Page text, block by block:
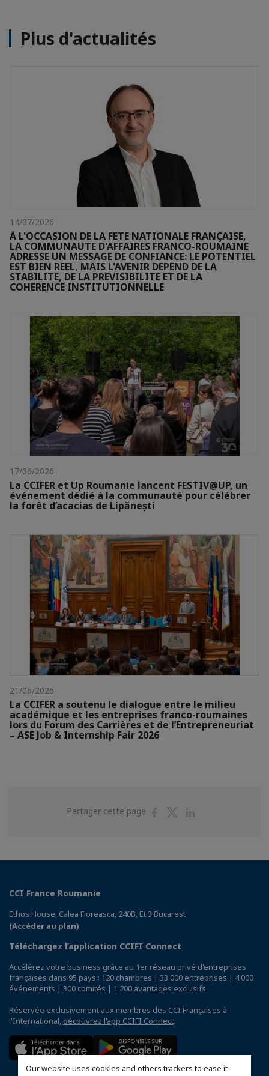
Our website uses cookies and others trackers to ease it
Plus d'actualités
14/07/2026
À L'OCCASION DE LA FETE NATIONALE FRANÇAISE,
LA COMMUNAUTE D'AFFAIRES FRANCO-ROUMAINE
ADRESSE UN MESSAGE DE CONFIANCE: LE POTENTIEL
EST BIEN REEL, MAIS L'AVENIR DEPEND DE LA
STABILITE, DE LA PREVISIBILITE ET DE LA
COHERENCE INSTITUTIONNELLE
17/06/2026
La CCIFER et Up Roumanie lancent FESTIV@UP, un
événement dédié à la communauté pour célébrer
la forêt d’acacias de Lipănești
21/05/2026
La CCIFER a soutenu le dialogue entre le milieu
académique et les entreprises franco-roumaines
lors du Forum des Carrières et de l’Entrepreneuriat
– ASE Job & Internship Fair 2026
Partager cette page
PartagerPartager
CCI France Roumanie
Ethos House, Calea Floreasca, 240B, Et 3 Bucarest
(Accéder au plan)
Téléchargez l’application CCIFI Connect
Accélérez votre business grâce au 1er réseau privé d'entreprises
françaises dans 95 pays : 120 chambres | 33 000 entreprises | 4 000
événements | 300 comités | 1 200 avantages exclusifs
Réservée exclusivement aux membres des CCI Françaises à
l'International, découvrez l'app CCIFI Connect.